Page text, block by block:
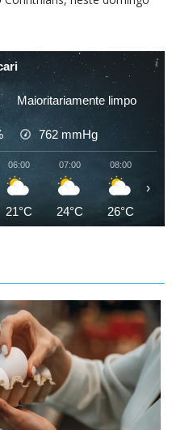
Maioritariamente limpo
762 mmHg
06:00
21°C
07:00
24°C
08:00
26°C
›